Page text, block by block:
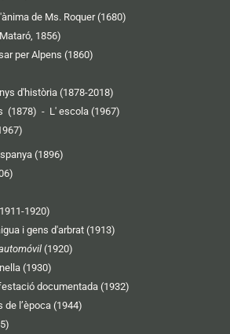
de Ms. Roquer (1680)
1856)
per Alpens (1860)
d'història (1878-2018)
(1878) - L' escola (1967)
(1896)
1920)
i gens d'arbrat (1913)
(1920)
(1930)
documentada (1932)
l’època (1944)